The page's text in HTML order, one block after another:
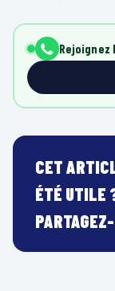
Rejoignez
CET
ÉTÉ UTILE